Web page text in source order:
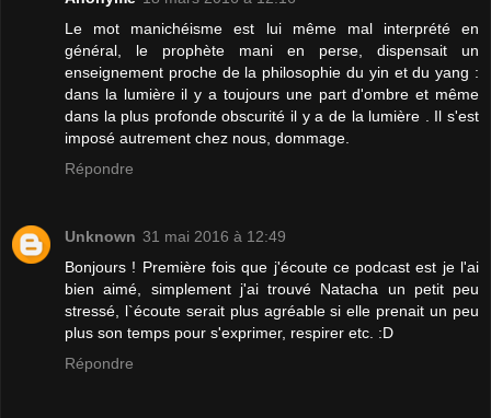
Le mot manichéisme est lui même mal interprété en
général, le prophète mani en perse, dispensait un
enseignement proche de la philosophie du yin et du yang :
dans la lumière il y a toujours une part d'ombre et même
dans la plus profonde obscurité il y a de la lumière . Il s'est
imposé autrement chez nous, dommage.
Répondre
Unknown 31 mai 2016 à 12:49
Bonjours ! Première fois que j'écoute ce podcast est je l'ai
bien aimé, simplement j'ai trouvé Natacha un petit peu
stressé, l`écoute serait plus agréable si elle prenait un peu
plus son temps pour s'exprimer, respirer etc. :D
Répondre